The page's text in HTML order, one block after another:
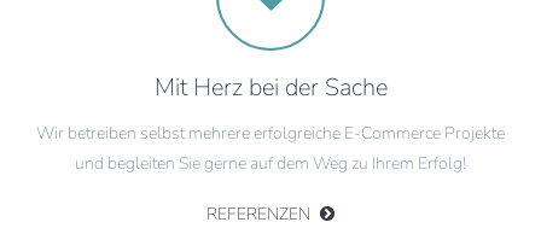
Mit Herz bei der Sache
Wir betreiben selbst mehrere erfolgreiche E-Commerce Projekte
und begleiten Sie gerne auf dem Weg zu Ihrem Erfolg!
REFERENZEN